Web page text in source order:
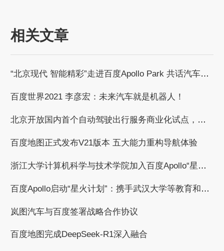
相关文章
“北京现代 智能精彩”走进百度Apollo Park 共话汽车智能化发展浪潮
百度世界2021 李彦宏：未来汽车就是机器人！
北京开放国内首个自动驾驶出行服务商业化试点，百度获自动驾驶商业化收费试点许可
百度地图正式发布V21版本 五大能力重构导航体验
浙江大学计算机科学与技术学院加入百度Apollo“星火计划”，共建自动驾驶繁荣生态
百度Apollo启动“星火计划”：携手武汉大学等教育和科研机构，共建自动驾驶产学研用繁荣生态
岚图汽车与百度签署战略合作协议
百度地图完成DeepSeek-R1深入融合